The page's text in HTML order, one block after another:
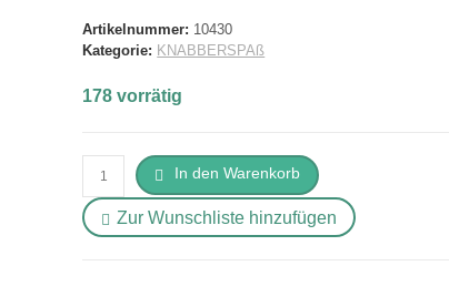
Artikelnummer: 10430
Kategorie: KNABBERSPAß
178 vorrätig
Schwind's
Dorschstreifen
Menge
In den Warenkorb
Zur Wunschliste hinzufügen